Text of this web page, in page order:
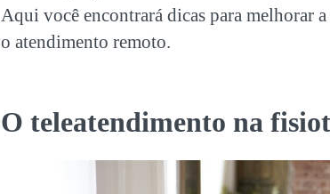
Aqui você encontrará dicas para melhorar
o atendimento remoto.
O teleatendimento na